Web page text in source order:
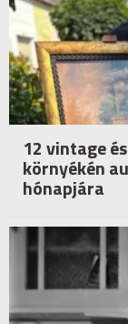
12 vintage
környékén
hónapjára